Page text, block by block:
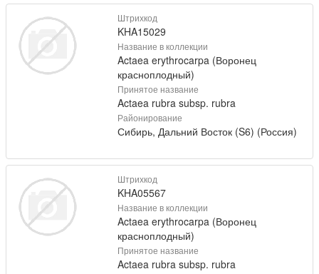
Штрихкод
KHA15029
Название в коллекции
Actaea erythrocarpa (Воронец
красноплодный)
Принятое название
Actaea rubra subsp. rubra
Районирование
Сибирь, Дальний Восток (S6) (Россия)
Штрихкод
KHA05567
Название в коллекции
Actaea erythrocarpa (Воронец
красноплодный)
Принятое название
Actaea rubra subsp. rubra